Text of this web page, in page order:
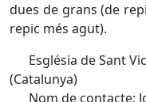
dues de grans (de
repic més agut).
Església de Sant
(Catalunya)
Nom de contacte: